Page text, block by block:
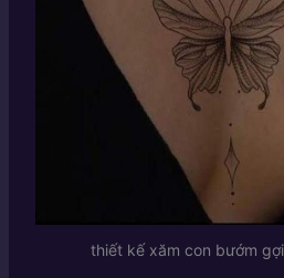
thiết kế xăm con bướm